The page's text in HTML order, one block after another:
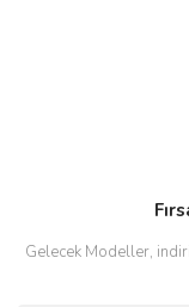
Gelecek Modeller,